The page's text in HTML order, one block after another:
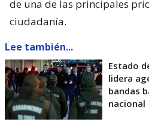
de una de las principales
ciudadanía.
Lee también...
Estado
lidera
bandas
nacional